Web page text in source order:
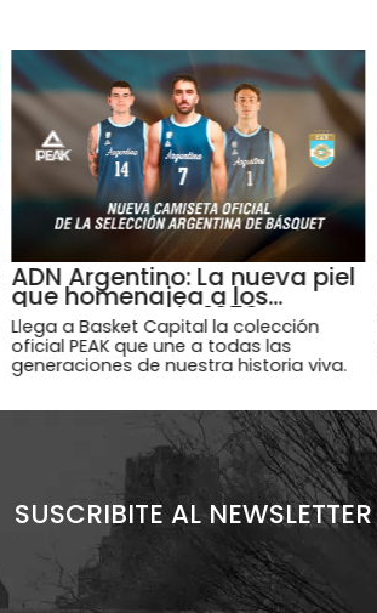
ADN Argentino: La nueva piel
que homenajea a los
Campeones de 1950
Llega a Basket Capital la colección
oficial PEAK que une a todas las
generaciones de nuestra historia viva.
SUSCRIBITE AL NEWSLETTER